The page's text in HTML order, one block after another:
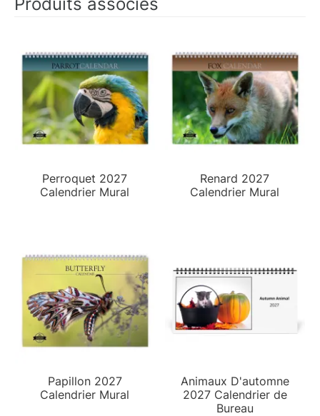
Perroquet 2027
Calendrier Mural
Renard 2027
Calendrier Mural
Papillon 2027
Calendrier Mural
Animaux D'automne
2027 Calendrier de
Bureau